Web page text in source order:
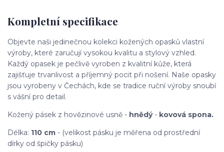
Kompletní specifikace
Objevte naši jedinečnou kolekci kožených opasků vlastní
výroby, které zaručují vysokou kvalitu a stylový vzhled.
Každý opasek je pečlivě vyroben z kvalitní kůže, která
zajišťuje trvanlivost a příjemný pocit při nošení. Naše opasky
jsou vyrobeny v Čechách, kde se tradice ruční výroby snoubí
s vášní pro detail.
Kožený pásek z hovězinové usně - hnědý- kovová spona.
Délka: 110 cm - (velikost pásku je měřena od prostřední
dírky od špičky pásku)